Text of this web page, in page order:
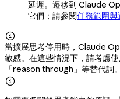
延遲。遷移到 Claude
它們；請參閱任務範圍與

當擴展思考停用時，Claude
敏感。在這些情況下，請考慮
「reason through」等替代詞。
